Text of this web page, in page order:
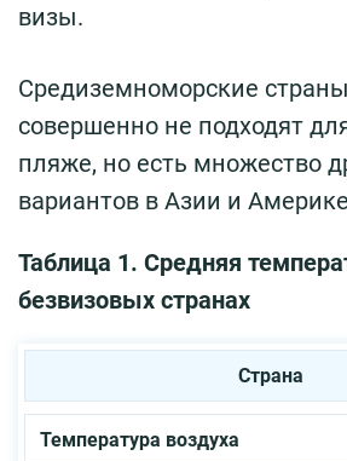
визы.
Средиземноморские
совершенно не подходят
пляже, но есть множество
вариантов в Азии и
Таблица 1. Средняя
безвизовых странах
Страна
Температура воздуха